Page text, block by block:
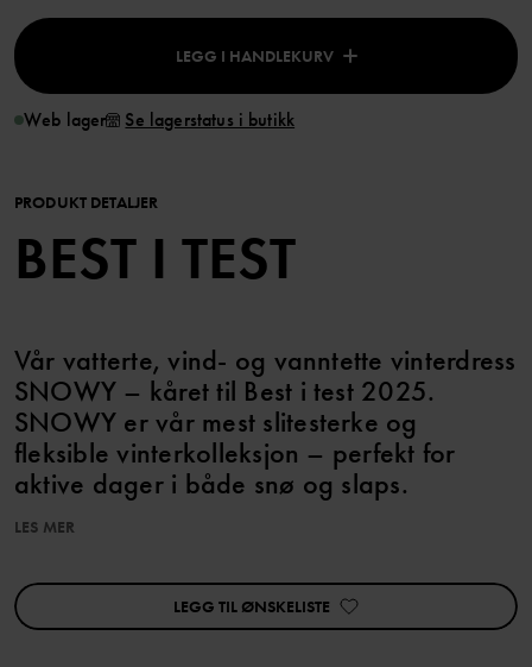
LEGG I HANDLEKURV
Web lager Se lagerstatus i butikk
PRODUKT DETALJER
BEST I TEST
Vår vatterte, vind- og vanntette vinterdress
SNOWY – kåret til Best i test 2025.
SNOWY er vår mest slitesterke og
fleksible vinterkolleksjon – perfekt for
aktive dager i både snø og slaps.
• Vind- og vanntett
• Ekstra slitesterkt stoff på knær og sete
• God pusteevne
LES MER
LEGG TIL ØNSKELISTE